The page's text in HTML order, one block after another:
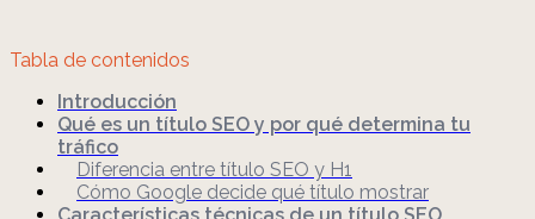
Tabla de contenidos
Introducción
Qué es un título SEO y por qué determina tu
tráfico
Diferencia entre título SEO y H1
Cómo Google decide qué título mostrar